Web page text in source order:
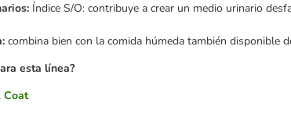
Índice S/O: contribuye a crear un medio urinario
combina bien con la comida húmeda también disponible
esta línea?
Coat